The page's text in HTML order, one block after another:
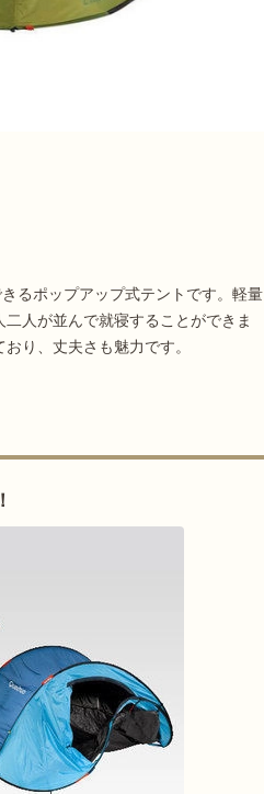
るポップアップ式テントです。軽量
人が並んで就寝することができま
り、丈夫さも魅力です。